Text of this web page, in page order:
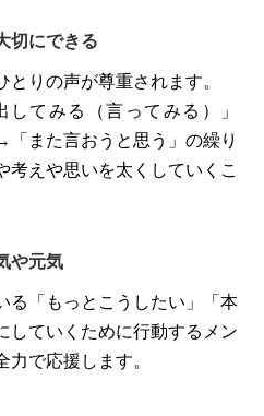
切にできる
とりの声が尊重されます。
してみる（言ってみる）」
また言おうと思う」の繰り
考えや思いを太くしていくこ
や元気
る「もっとこうしたい」「本
していくために行動するメン
で応援します。